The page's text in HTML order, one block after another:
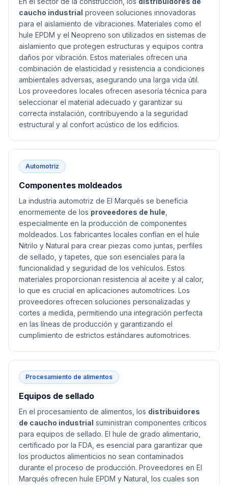
caucho industrial proveen soluciones innovadoras
para el aislamiento de vibraciones. Materiales como el
hule EPDM y el Neopreno son utilizados en sistemas de
aislamiento que protegen estructuras y equipos contra
daños por vibración. Estos materiales ofrecen una
combinación de elasticidad y resistencia a condiciones
ambientales adversas, asegurando una larga vida útil.
Los proveedores locales ofrecen asesoría técnica para
seleccionar el material adecuado y garantizar su
correcta instalación, contribuyendo a la seguridad
estructural y al confort acústico de los edificios.
Automotriz
Componentes moldeados
La industria automotriz de El Marqués se beneficia
enormemente de los proveedores de hule
especialmente en la producción de componentes
moldeados. Los fabricantes locales confían en el hule
Nitrilo y Natural para crear piezas como juntas, perfiles
de sellado, y tapetes, que son esenciales para la
funcionalidad y seguridad de los vehículos. Estos
materiales proporcionan resistencia al aceite y al calor,
lo que es crucial en aplicaciones automotrices. Los
proveedores ofrecen soluciones personalizadas y
cortes a medida, permitiendo una integración perfecta
en las líneas de producción y garantizando el
cumplimiento de estrictos estándares automotrices.
Procesamiento de alimentos
Equipos de sellado
En el procesamiento de alimentos, los distribuidores
de caucho industrial suministran componentes críticos
para equipos de sellado. El hule de grado alimentario,
certificado por la FDA, es esencial para garantizar que
los productos alimenticios no sean contaminados
durante el proceso de producción. Proveedores en El
Marqués ofrecen hule EPDM y Natural, los cuales son